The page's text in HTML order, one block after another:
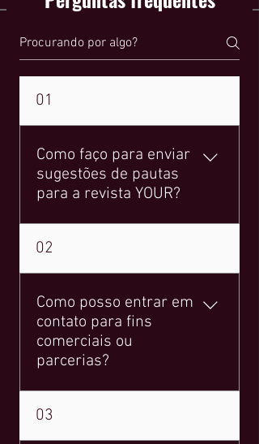
01
Como faço para enviar
sugestões de pautas
para a revista YOUR?
Para enviar sugestões de pautas,
muller@yourmagazine.com.br.
02
Como posso entrar em
contato para fins
comerciais ou
parcerias?
Para contato comercial e
03